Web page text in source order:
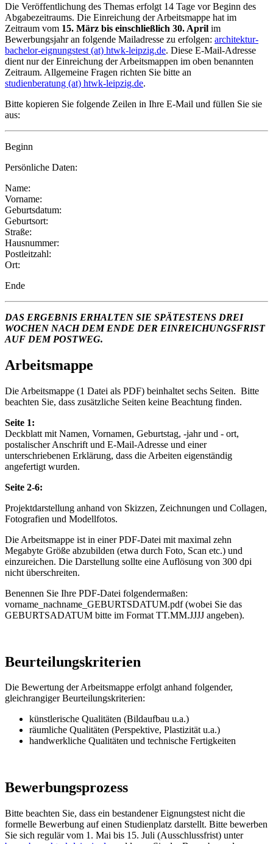
Die Veröffentlichung des Themas erfolgt 14 Tage vor Beginn des
Abgabezeitraums. Die Einreichung der Arbeitsmappe hat im
Zeitraum vom 15. März bis einschließlich 30. April im
Bewerbungsjahr an folgende Mailadresse zu erfolgen: architektur-
bachelor-eignungstest (at) htwk-leipzig.de. Diese E-Mail-Adresse
dient nur der Einreichung der Arbeitsmappen im oben benannten
Zeitraum. Allgemeine Fragen richten Sie bitte an
studienberatung (at) htwk-leipzig.de.
Bitte kopieren Sie folgende Zeilen in Ihre E-Mail und füllen Sie sie
aus:
Beginn
Persönliche Daten:
Name:
Vorname:
Geburtsdatum:
Geburtsort:
Straße:
Hausnummer:
Postleitzahl:
Ort:
Ende
DAS ERGEBNIS ERHALTEN SIE SPÄTESTENS DREI
WOCHEN NACH DEM ENDE DER EINREICHUNGSFRIST
AUF DEM POSTWEG.
Arbeitsmappe
Die Arbeitsmappe (1 Datei als PDF) beinhaltet sechs Seiten. Bitte
beachten Sie, dass zusätzliche Seiten keine Beachtung finden.
Seite 1:
Deckblatt mit Namen, Vornamen, Geburtstag, -jahr und - ort,
postalischer Anschrift und E-Mail-Adresse und einer
unterschriebenen Erklärung, dass die Arbeiten eigenständig
angefertigt wurden.
Seite 2-6:
Projektdarstellung anhand von Skizzen, Zeichnungen und Collagen,
Fotografien und Modellfotos.
Die Arbeitsmappe ist in einer PDF-Datei mit maximal zehn
Megabyte Größe abzubilden (etwa durch Foto, Scan etc.) und
einzureichen. Die Darstellung sollte eine Auflösung von 300 dpi
nicht überschreiten.
Benennen Sie Ihre PDF-Datei folgendermaßen:
vorname_nachname_GEBURTSDATUM.pdf (wobei Sie das
GEBURTSADATUM bitte im Format TT.MM.JJJJ angeben).
Beurteilungskriterien
Die Bewertung der Arbeitsmappe erfolgt anhand folgender,
gleichrangiger Beurteilungskriterien:
künstlerische Qualitäten (Bildaufbau u.a.)
räumliche Qualitäten (Perspektive, Plastizität u.a.)
handwerkliche Qualitäten und technische Fertigkeiten
Bewerbungsprozess
Bitte beachten Sie, dass ein bestandener Eignungstest nicht die
formelle Bewerbung auf einen Studienplatz darstellt. Bitte bewerben
Sie sich regulär vom 1. Mai bis 15. Juli (Ausschlussfrist) unter